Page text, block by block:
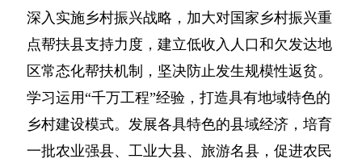
深入实施乡村振兴战略，加大对国家乡村振兴重
点帮扶县支持力度，建立低收入人口和欠发达地
区常态化帮扶机制，坚决防止发生规模性返贫。
学习运用“千万工程”经验，打造具有地域特色的
乡村建设模式。发展各具特色的县域经济，培育
一批农业强县、工业大县、旅游名县，促进农民